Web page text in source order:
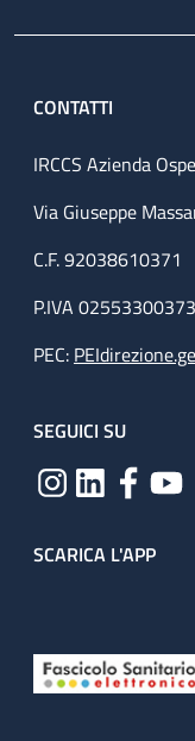
CONTATTI
IRCCS Azienda
Via Giuseppe
C.F. 92038610371
P.IVA 02553300373
PEC:
SEGUICI SU
SCARICA L'APP